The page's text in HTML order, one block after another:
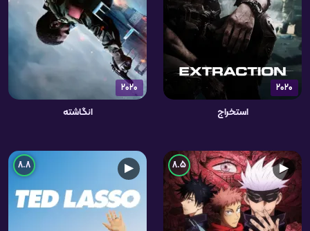
2020
استخراج
2020
انگاشته
▶
8.5
▶
8.8